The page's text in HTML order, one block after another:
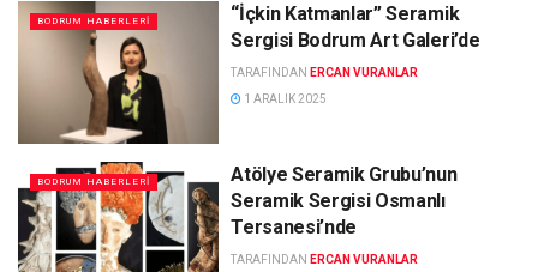
BODRUM HABERLERI
“İçkin Katmanlar” Seramik
Sergisi Bodrum Art Galeri’de
TARAFINDAN ERCAN VURANLAR
1 ARALIK 2025
BODRUM HABERLERI
Atölye Seramik Grubu’nun
Seramik Sergisi Osmanlı
Tersanesi’nde
TARAFINDAN ERCAN VURANLAR